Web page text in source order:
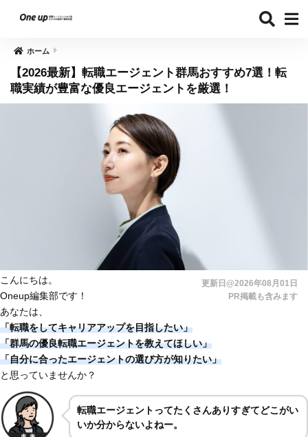
ホーム
【2026最新】転職エージェント群馬おすすめ7選！転
職実績が豊富な優良エージェントを厳選！
更新日@2026年08月01日
PR掲載も含みます
こんにちは。
Oneup編集部です！
あなたは、
「転職をしてキャリアアップを目指したい」
「群馬の優良転職エージェントを教えてほしい」
「自分に合ったエージェントの選び方が知りたい」
と思っていませんか？
転職エージェントってたくさんありすぎてどこがい
いか分からないよねー。